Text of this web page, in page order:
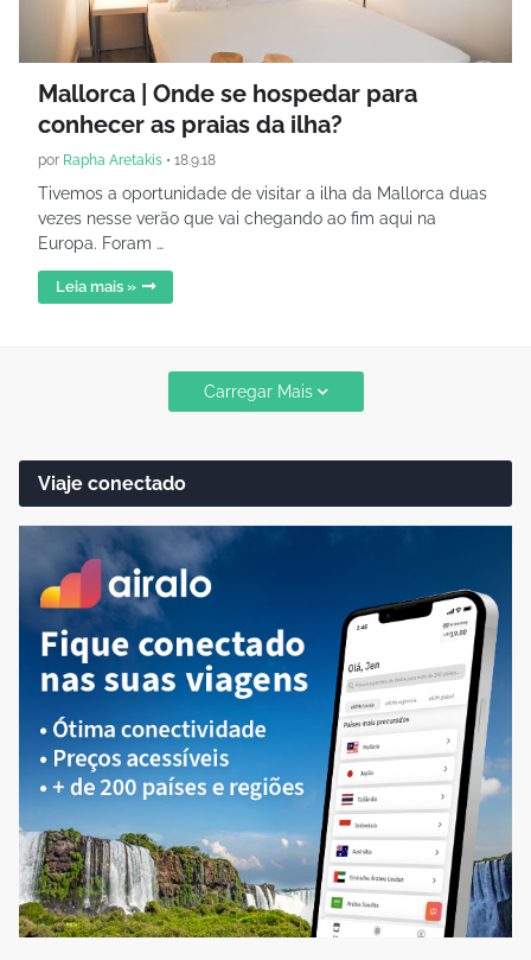
Mallorca | Onde se hospedar para
conhecer as praias da ilha?
por Rapha Aretakis • 18.9.18
Tivemos a oportunidade de visitar a ilha da Mallorca duas
vezes nesse verão que vai chegando ao fim aqui na
Europa. Foram …
Leia mais »
Carregar Mais
Viaje conectado